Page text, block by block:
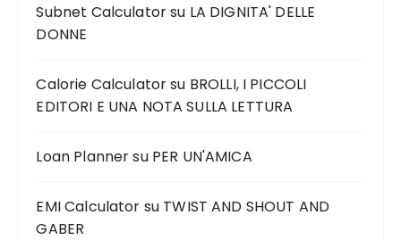
Subnet Calculatorsu LA DIGNITA' DELLE
DONNE
Calorie Calculatorsu BROLLI, I PICCOLI
EDITORI E UNA NOTA SULLA LETTURA
Loan Plannersu PER UN'AMICA
EMI Calculator su TWIST AND SHOUT AND
GABER